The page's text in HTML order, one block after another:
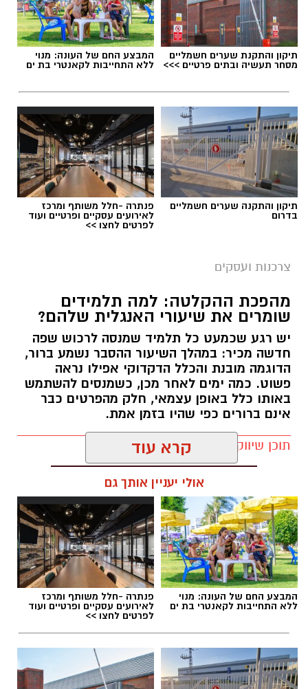
תיקון והתקנת שערים חשמליים
מסחר תעשיה ובתים פרטיים >>>
המבצע החם של העונה: מנוי
ללא התחייבות לקאנטרי בת ים
תיקון והתקנה שערים חשמליים
בדרום
פנתרה -חלל משותף ומרכז
לאירועים עסקיים ופרטיים ועוד
לפרטים לחצו >>
צרכנות ועסקים
מהפכת ההקלטה: למה תלמידים
שומרים את שיעורי האנגלית שלהם?
יש רגע שכמעט כל תלמיד שמנסה לרכוש שפה
חדשה מכיר: במהלך השיעור ההסבר נשמע ברור,
הדוגמה מובנת והכלל הדקדוקי אפילו נראה
פשוט. כמה ימים לאחר מכן, כשמנסים להשתמש
באותו כלל באופן עצמאי, חלק מהפרטים כבר
אינם ברורים כפי שהיו בזמן אמת.
תוכן שיווקי / 15:38 29.07.26
תגים:מהפכת ההקלטה
קרא עוד
אולי יעניין אותך גם
המבצע החם של העונה: מנוי
ללא התחייבות לקאנטרי בת ים
פנתרה -חלל משותף ומרכז
לאירועים עסקיים ופרטיים ועוד
לפרטים לחצו >>